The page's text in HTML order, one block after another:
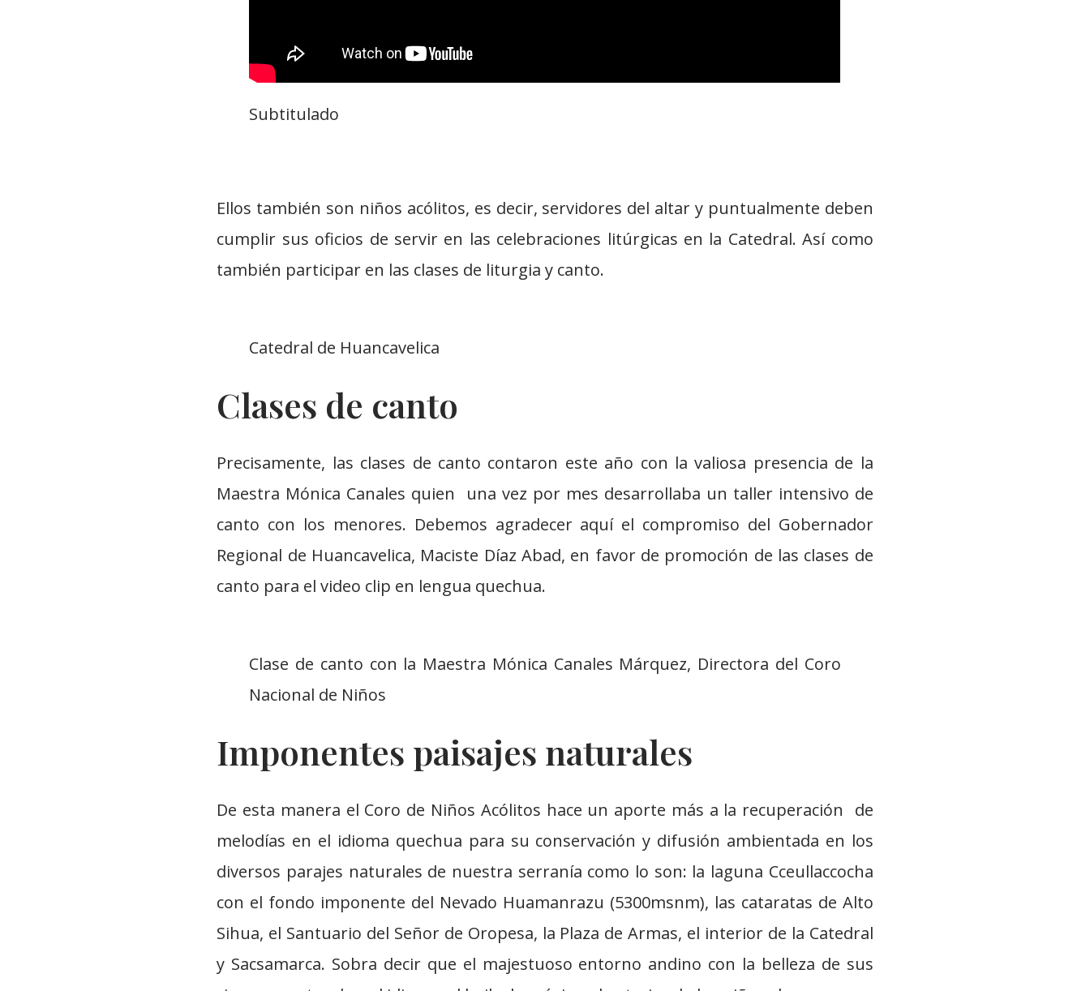
Subtitulado
Ellos también son niños acólitos, es decir, servidores del altar y puntualmente deben
cumplir sus oficios de servir en las celebraciones litúrgicas en la Catedral. Así como
también participar en las clases de liturgia y canto.
Catedral de Huancavelica
Clases de canto
Precisamente, las clases de canto contaron este año con la valiosa presencia de la
Maestra Mónica Canales quien una vez por mes desarrollaba un taller intensivo de
canto con los menores. Debemos agradecer aquí el compromiso del Gobernador
Regional de Huancavelica, Maciste Díaz Abad, en favor de promoción de las clases de
canto para el video clip en lengua quechua.
Clase de canto con la Maestra Mónica Canales Márquez, Directora del Coro
Nacional de Niños
Imponentes paisajes naturales
De esta manera el Coro de Niños Acólitos hace un aporte más a la recuperación de
melodías en el idioma quechua para su conservación y difusión ambientada en los
diversos parajes naturales de nuestra serranía como lo son: la laguna Cceullaccocha
con el fondo imponente del Nevado Huamanrazu (5300msnm), las cataratas de Alto
Sihua, el Santuario del Señor de Oropesa, la Plaza de Armas, el interior de la Catedral
y Sacsamarca. Sobra decir que el majestuoso entorno andino con la belleza de sus